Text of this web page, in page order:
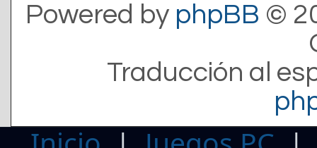
Powered by phpBB ©
Traducción al